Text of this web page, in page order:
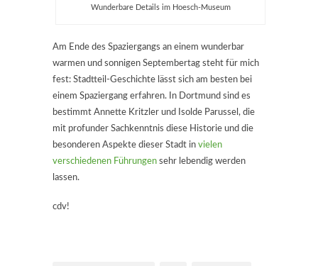
Wunderbare Details im Hoesch-Museum
Am Ende des Spaziergangs an einem wunderbar
warmen und sonnigen Septembertag steht für mich
fest: Stadtteil-Geschichte lässt sich am besten bei
einem Spaziergang erfahren. In Dortmund sind es
bestimmt Annette Kritzler und Isolde Parussel, die
mit profunder Sachkenntnis diese Historie und die
besonderen Aspekte dieser Stadt in vielen
verschiedenen Führungen sehr lebendig werden
lassen.
cdv!